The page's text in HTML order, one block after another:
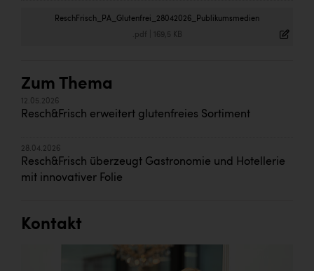
ReschFrisch_PA_Glutenfrei_28042026_Publikumsmedien
.pdf 169,5 KB
Zum Thema
12.05.2026
Resch&Frisch erweitert glutenfreies Sortiment
28.04.2026
Resch&Frisch überzeugt Gastronomie und Hotellerie
mit innovativer Folie
Kontakt